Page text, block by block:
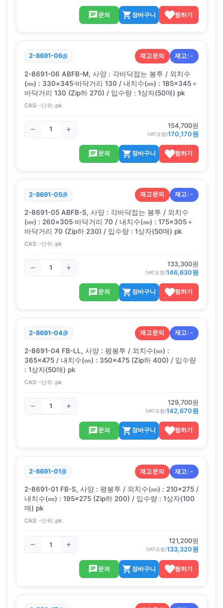
문의 장바구니 찜하기
2-8691-06 재고문의 재고:-
2-8691-06 ABFB-M, 사양 : 각바닥접는 봉투 / 외치수
(㎜) : 330×345·바닥거리 130 / 내치수(㎜) : 185×345＋
바닥거리 130 (Zip하 270) / 입수량 : 1상자(50매) pk
CAS: -단위: pk
154,700원
(VAT포함)170,170원
문의 장바구니 찜하기
2-8691-05 재고문의 재고:-
2-8691-05 ABFB-S, 사양 : 각바닥접는 봉투 / 외치수
(㎜) : 260×305·바닥거리 70 / 내치수(㎜) : 175×305＋
바닥거리 70 (Zip하 230) / 입수량 : 1상자(50매) pk
CAS: -단위: pk
133,300원
(VAT포함)146,630원
문의 장바구니 찜하기
2-8691-04 재고문의 재고:-
2-8691-04 FB-LL, 사양 : 평봉투 / 외치수(㎜) :
365×475 / 내치수(㎜) : 350×475 (Zip하 400) / 입수량
: 1상자(50매) pk
CAS: -단위: pk
129,700원
(VAT포함)142,670원
문의 장바구니 찜하기
2-8691-01 재고문의 재고:-
2-8691-01 FB-S, 사양 : 평봉투 / 외치수(㎜) : 210×275 /
내치수(㎜) : 195×275 (Zip하 200) / 입수량 : 1상자(100
매) pk
CAS: -단위: pk
121,200원
(VAT포함)133,320원
문의 장바구니 찜하기